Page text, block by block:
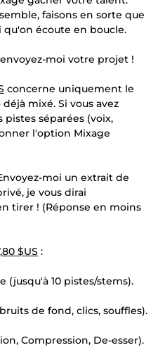
faisons en sorte que
écoute en boucle.
moi votre projet !
concerne uniquement le
mixé. Si vous avez
pistes séparées (voix,
l'option Mixage
moi un extrait de
je vous dirai
tirer ! (Réponse en moins
$US :
10 pistes/stems).
de fond, clics, souffles).
Compression, De-esser).